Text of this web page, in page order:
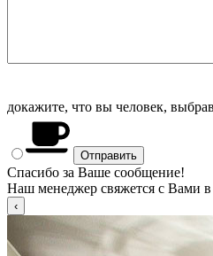
докажите, что вы человек, выбрав
Спасибо за Ваше сообщение!
Наш менеджер свяжется с Вами